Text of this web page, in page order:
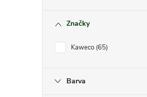
Značky
Kaweco 65
Barva